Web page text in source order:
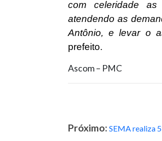
com celeridade
atendendo as
Antônio, e levar o
prefeito.
Ascom – PMC
Próximo: SEMA realiza